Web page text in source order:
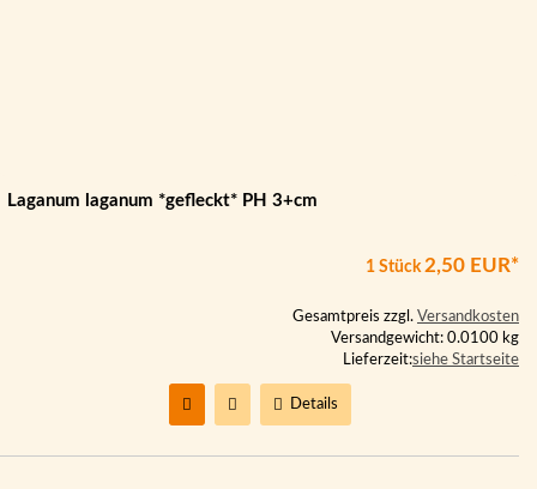
Laganum laganum *gefleckt* PH 3+cm
1 Stück 2,50 EUR*
Gesamtpreis zzgl. Versandkosten
Versandgewicht: 0.0100 kg
Lieferzeit:siehe Startseite
Details